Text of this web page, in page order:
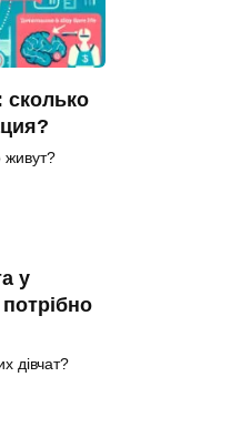
сколько
живут?
у
дівчат?